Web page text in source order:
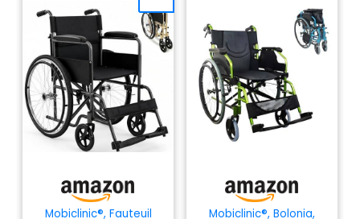
Mobiclinic®, Fauteuil Mobiclinic®, Bolonia,